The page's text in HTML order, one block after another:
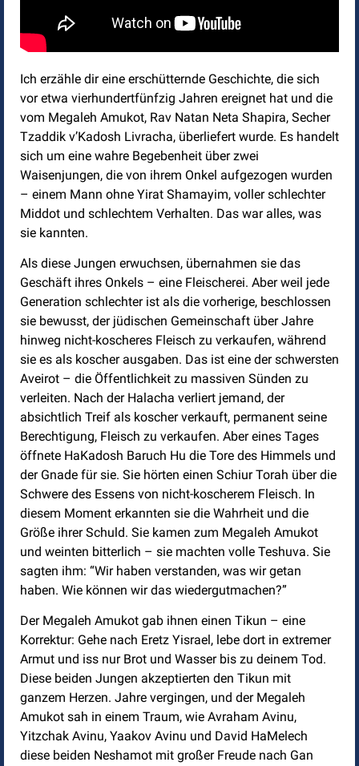
Ich erzähle dir eine erschütternde Geschichte, die sich
vor etwa vierhundertfünfzig Jahren ereignet hat und die
vom Megaleh Amukot, Rav Natan Neta Shapira, Secher
Tzaddik v’Kadosh Livracha, überliefert wurde. Es handelt
sich um eine wahre Begebenheit über zwei
Waisenjungen, die von ihrem Onkel aufgezogen wurden
– einem Mann ohne Yirat Shamayim, voller schlechter
Middot und schlechtem Verhalten. Das war alles, was
sie kannten.
Als diese Jungen erwuchsen, übernahmen sie das
Geschäft ihres Onkels – eine Fleischerei. Aber weil jede
Generation schlechter ist als die vorherige, beschlossen
sie bewusst, der jüdischen Gemeinschaft über Jahre
hinweg nicht-koscheres Fleisch zu verkaufen, während
sie es als koscher ausgaben. Das ist eine der schwersten
Aveirot – die Öffentlichkeit zu massiven Sünden zu
verleiten. Nach der Halacha verliert jemand, der
absichtlich Treif als koscher verkauft, permanent seine
Berechtigung, Fleisch zu verkaufen. Aber eines Tages
öffnete HaKadosh Baruch Hu die Tore des Himmels und
der Gnade für sie. Sie hörten einen Schiur Torah über die
Schwere des Essens von nicht-koscherem Fleisch. In
diesem Moment erkannten sie die Wahrheit und die
Größe ihrer Schuld. Sie kamen zum Megaleh Amukot
und weinten bitterlich – sie machten volle Teshuva. Sie
sagten ihm: “Wir haben verstanden, was wir getan
haben. Wie können wir das wiedergutmachen?”
Der Megaleh Amukot gab ihnen einen Tikun – eine
Korrektur: Gehe nach Eretz Yisrael, lebe dort in extremer
Armut und iss nur Brot und Wasser bis zu deinem Tod.
Diese beiden Jungen akzeptierten den Tikun mit
ganzem Herzen. Jahre vergingen, und der Megaleh
Amukot sah in einem Traum, wie Avraham Avinu,
Yitzchak Avinu, Yaakov Avinu und David HaMelech
diese beiden Neshamot mit großer Freude nach Gan